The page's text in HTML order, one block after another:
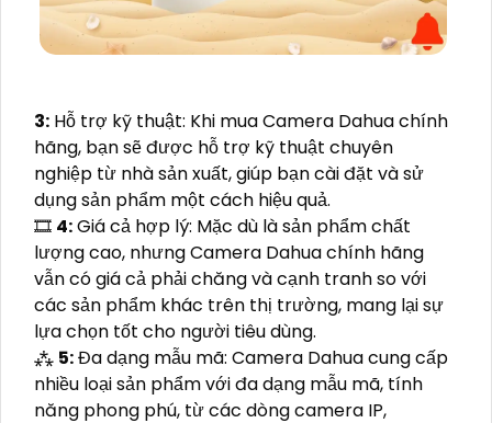
3: Hỗ trợ kỹ thuật: Khi mua Camera Dahua chính
hãng, bạn sẽ được hỗ trợ kỹ thuật chuyên
nghiệp từ nhà sản xuất, giúp bạn cài đặt và sử
dụng sản phẩm một cách hiệu quả.
🎞 4:Giá cả hợp lý: Mặc dù là sản phẩm chất
lượng cao, nhưng Camera Dahua chính hãng
vẫn có giá cả phải chăng và cạnh tranh so với
các sản phẩm khác trên thị trường, mang lại sự
lựa chọn tốt cho người tiêu dùng.
⁂ 5:Đa dạng mẫu mã: Camera Dahua cung cấp
nhiều loại sản phẩm với đa dạng mẫu mã, tính
năng phong phú, từ các dòng camera IP,